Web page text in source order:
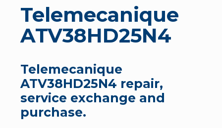
Telemecanique
ATV38HD25N4
Telemecanique
ATV38HD25N4 repair,
service exchange and
purchase.